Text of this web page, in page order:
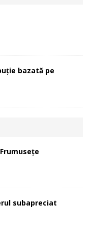
bazată pe
subapreciat